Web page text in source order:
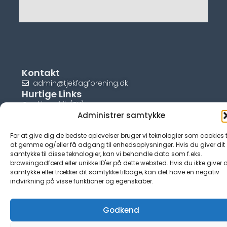
Administrer samtykke
For at give dig de bedste oplevelser bruger vi teknologier som cookies
at gemme og/eller få adgang til enhedsoplysninger. Hvis du giver dit
samtykke til disse teknologier, kan vi behandle data som f.eks.
browsingadfærd eller unikke ID'er på dette websted. Hvis du ikke giver
samtykke eller trækker dit samtykke tilbage, kan det have en negativ
indvirkning på visse funktioner og egenskaber.
Godkend
Kontakt
admin@tjekfagforening.dk
Hurtige Links
Cookiepolitik (EU)
© tjek-fagforening.dk